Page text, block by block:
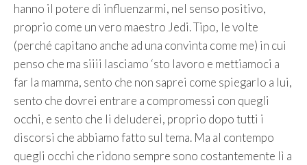
hanno il potere di influenzarmi, nel senso positivo,
proprio come un vero maestro Jedi. Tipo, le volte
(perché capitano anche ad una convinta come me) in cui
penso che ma siiii lasciamo ‘sto lavoro e mettiamoci a
far la mamma, sento che non saprei come spiegarlo a lui,
sento che dovrei entrare a compromessi con quegli
occhi, e sento che li deluderei, proprio dopo tutti i
discorsi che abbiamo fatto sul tema. Ma al contempo
quegli occhi che ridono sempre sono costantemente lì a